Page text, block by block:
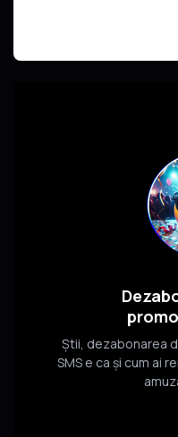
Știi, dezabonarea
SMS e ca și cum ai